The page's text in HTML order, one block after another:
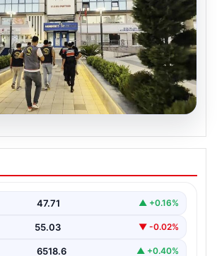
soruşturması.
yardımcısı yakalandı
Başkan Yardımcısı Yakalandı”,
47.71 ▲ +0.16%
55.03 ▼ -0.02%
6518.6 ▲ +0.40%